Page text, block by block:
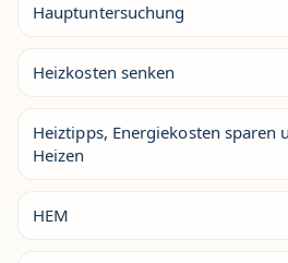
Hauptuntersuchung
Heizkosten senken
Heiztipps, Energiekosten sparen
Heizen
HEM